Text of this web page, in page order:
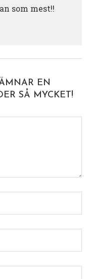
som mest!!
EN
SÅ MYCKET!